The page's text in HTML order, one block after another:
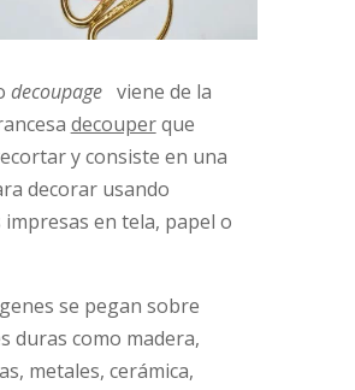
decoupage viene de la
decouperque
y consiste en una
decorar usando
impresas en tela, papel o
se pegan sobre
duras como madera,
metales, cerámica,